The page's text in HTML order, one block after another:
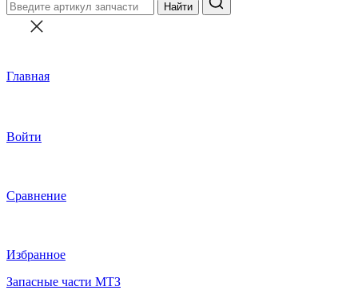
Найти
Главная
Войти
Сравнение
Избранное
Запасные части МТЗ